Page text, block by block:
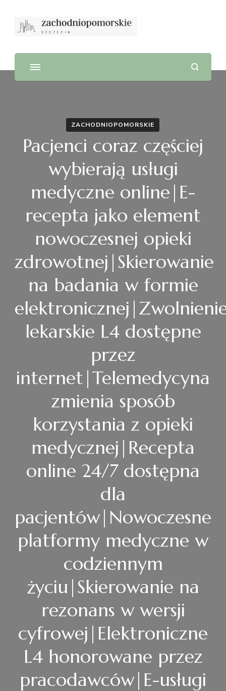
ZACHODNIOPOMORSKIE
Pacjenci coraz częściej
wybierają usługi
medyczne online|E-
recepta jako element
nowoczesnej opieki
zdrowotnej|Skierowanie
na badania w formie
lekarskie L4 dostępne
przez
internet|Telemedycyna
zmienia sposób
korzystania z opieki
medycznej|Recepta
online 24/7 dostępna
dla
pacjentów|Nowoczesne
platformy medyczne w
codziennym
życiu|Skierowanie na
rezonans w wersji
cyfrowej|Elektroniczne
L4 honorowane przez
pracodawców|E-usługi